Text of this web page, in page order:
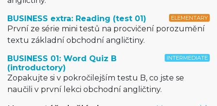
ELEMENTARY
BUSINESS extra: Reading (test 01)
První ze série mini testů na procvičení porozumění
textu základní obchodní angličtiny.
INTERMEDIATE
BUSINESS 01: Word Quiz B
(introductory)
Zopakujte si v pokročilejším testu B, co jste se
naučili v první lekci obchodní angličtiny.